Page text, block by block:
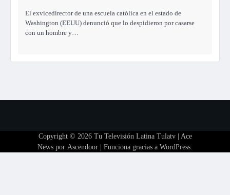
El exvicedirector de una escuela católica en el estado de
Washington (EEUU) denunció que lo despidieron por casarse
con un hombre y…
Copyright © 2026 Tu Televisión Latina Tulatv| Ace
News por Ascendoor | Funciona gracias a WordPress.